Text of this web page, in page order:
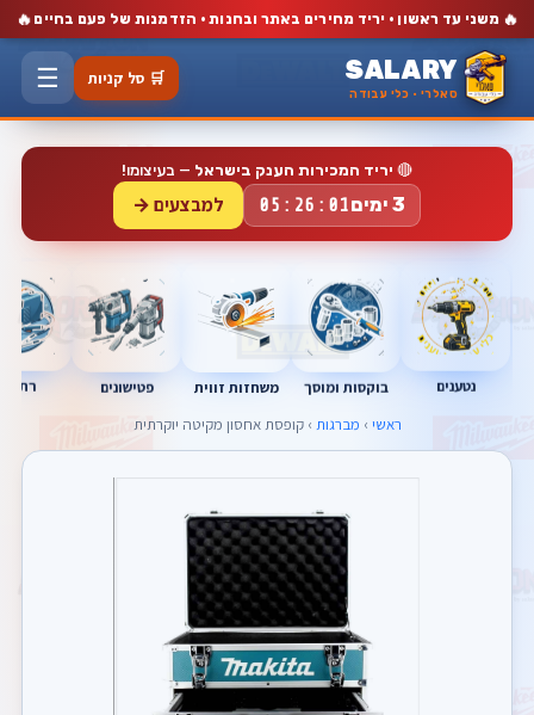
🔥 משני עד ראשון · יריד מחירים באתר ובחנות · הזדמנות של פעם בחיים 🔥
SALARY
סאלרי · כלי עבודה
🛒 סל קניות ☰
🔴 יריד המכירות הענק בישראל — בעיצומו!
3 ימים 05:26:00 למבצעים →
נטענים בוקסות ומוסך משחזות זווית פטישונים
ראשי › מברגות › קופסת אחסון מקיטה יוקרתית